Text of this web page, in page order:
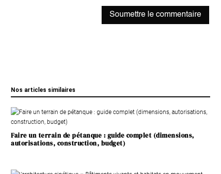
Soumettre le commentaire
Nos articles similaires
Faire un terrain de pétanque : guide complet (dimensions,
autorisations, construction, budget)